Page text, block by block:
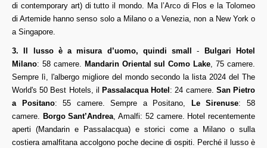
di contemporary art) di tutto il mondo. Ma l’Arco di Flos e la Tolomeo
di Artemide hanno senso solo a Milano o a Venezia, non a New York o
a Singapore.
3. Il lusso è a misura d’uomo, quindi small -
Bulgari Hotel
Milano: 58 camere. Mandarin Oriental sul Como Lake, 75 camere.
Sempre lì, l'albergo migliore del mondo secondo la lista 2024 del The
World's 50 Best Hotels, il
Passalacqua Hotel : 24 camere. San Pietro
a Positano: 55 camere. Sempre a Positano, Le Sirenuse: 58
camere. Borgo Sant’Andrea, Amalfi: 52 camere. Hotel recentemente
aperti (Mandarin e Passalacqua) e storici come a Milano o sulla
costiera amalfitana accolgono poche decine di ospiti. Perché il lusso è